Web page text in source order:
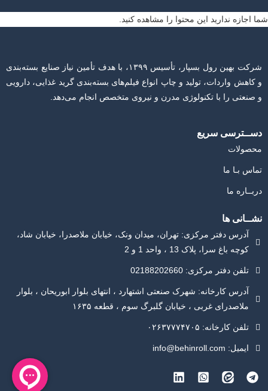
شما اجازه ندارید این محتوا را مشاهده کنید.
شرکت بهین رول بسپار، تأسیس ۱۳۹۹، با هدف تأمین نیاز صنایع بسته‌بندی
و کاهش واردات، تولید و چاپ انواع فیلم‌های بسته‌بندی گرید غذایی، دارویی
و صنعتی را با تکنولوژی مدرن و نیروی متخصص انجام می‌دهد.
دســترسی سریع
محصولات
تماس بـا ما
دربــاره ما
نشــانی ها​
آدرس دفتر مرکزی: تهران، میدان ونک، خیابان ملاصدرا، خیابان شاد،
کوچه باغ سرا، پلاک 13 ، واحد 1 و 2
تلفن دفتر مرکزی: 02188202660
آدرس کارخانه: شهرک صنعتی اشتهارد ، انتهای بلوار ابوریحان ، بلوار
ملاصدرای غربی ، خیابان گلبرگ سوم ، قطعه ۱۶۳۵
تلفن کارخانه: ۰۲۶۳۷۷۷۴۷۰۵
ایمیل: info@behinroll.com